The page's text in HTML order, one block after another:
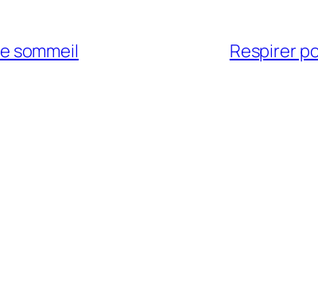
sommeil Respirer